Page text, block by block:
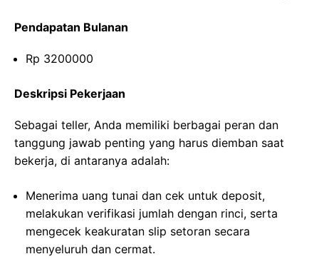
Pendapatan Bulanan
Rp 3200000
Deskripsi Pekerjaan
Sebagai teller, Anda memiliki berbagai peran dan
tanggung jawab penting yang harus diemban saat
bekerja, di antaranya adalah:
Menerima uang tunai dan cek untuk deposit,
melakukan verifikasi jumlah dengan rinci, serta
mengecek keakuratan slip setoran secara
menyeluruh dan cermat.